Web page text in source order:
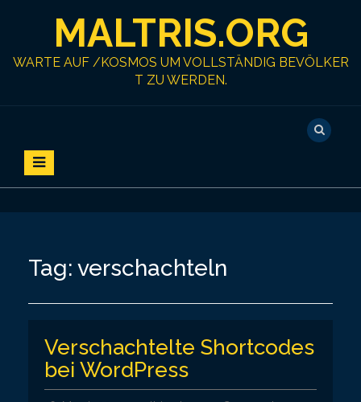
MALTRIS.ORG
WARTE AUF /KOSMOS UM VOLLSTÄNDIG BEVÖLKER
T ZU WERDEN.
Tag: verschachteln
Verschachtelte Shortcodes
bei WordPress